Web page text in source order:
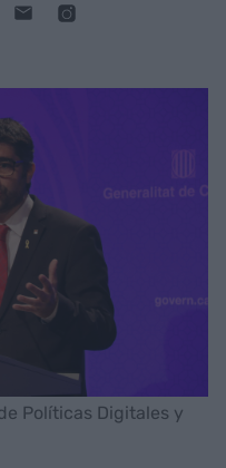
Políticas Digitales y